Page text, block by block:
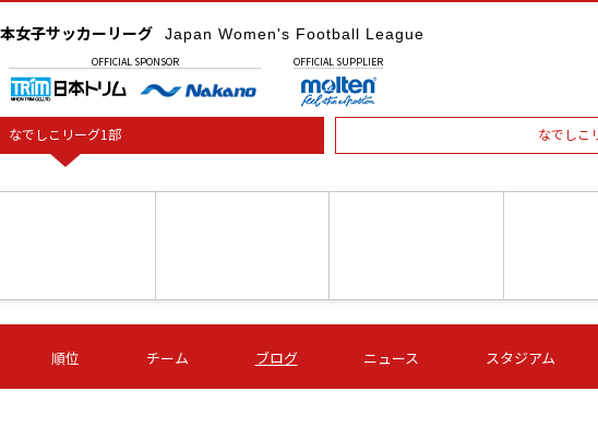
女子サッカーリーグ Japan Women's Football League
OFFICIAL SPONSOR OFFICIAL SUPPLIER
なでしこリーグ1部 なでしこ
第16節 09/05 (土) 15:00
石人の星
-
第16節 09/05 (土) 16:00
ＡＧＦ
-
いちご
-
第16節 09/
-
順位 チーム ブログ ニュース スタジアム